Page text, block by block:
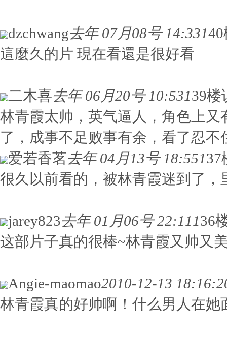
dzchwang去年 07月08号 14:331
這麼久的片 現在看還是很好看
二木喜去年 06月20号 10:53139楼
林青霞太帅，英气逼人，角色上
了，成事不足败事有余，看了忍不
爱若香茗去年 04月13号 18:55137
很久以前看的，被林青霞迷到了
jarey823去年 01月06号 22:11 136
这部片子真的很棒~林青霞又帅又
Angie-maomao2010-12-13
林青霞真的好帅啊！什么男人在她